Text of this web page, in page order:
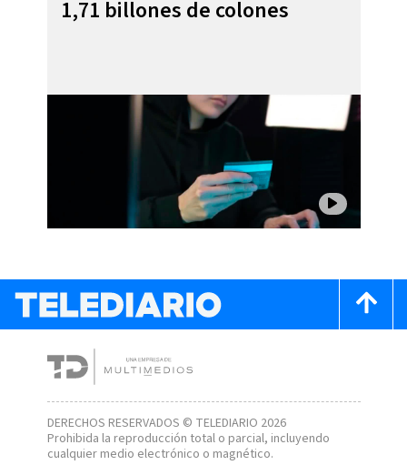
1,71 billones de colones
DERECHOS RESERVADOS © TELEDIARIO 2026
Prohibida la reproducción total o parcial, incluyendo
cualquier medio electrónico o magnético.